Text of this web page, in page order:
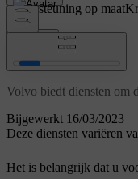
Ondersteuning op maat
Bijgewerkt 16/03/2023
Servicevoorwaarden
Volvo biedt diensten om
Deze diensten variëren
Het is belangrijk dat u